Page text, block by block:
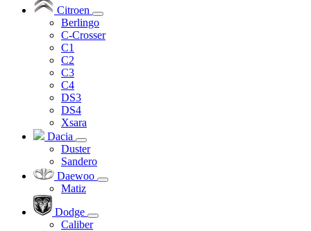
Citroen
Berlingo
C-Crosser
C1
C2
C3
C4
DS3
DS4
Xsara
Dacia
Duster
Sandero
Daewoo
Matiz
Dodge
Caliber